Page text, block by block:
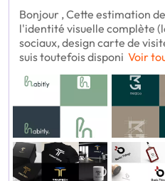
Bonjour , Cette estimation
l'identité visuelle complète
sociaux, design carte de
suis toutefois disponi Voir